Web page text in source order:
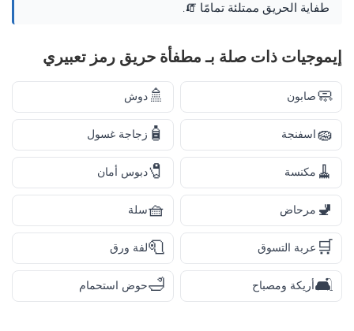
طفاية الحريق ممتلئة تمامًا 🧯.
إيموجيات ذات صلة بـ مطفأة حريق رمز تعبيري
🧼صابون 🚿 دوش
🧽اسفنجة 🧴 زجاجة غسول
🧹 مكنسة 🧷دبوس أمان
🚽 مرحاض 🧺سلة
🛒 عربة التسوق 🧻لفة ورق
🛋️أريكة ومصباح 🛁حوض استحمام